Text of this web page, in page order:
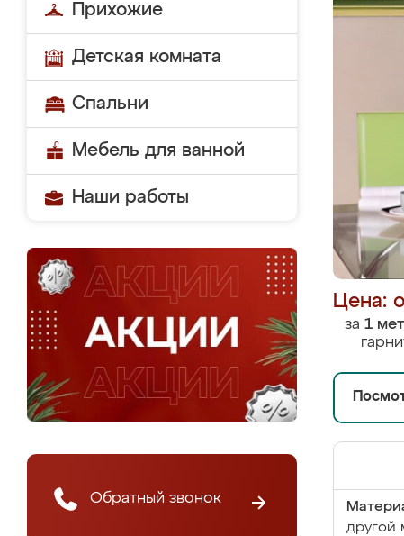
Прихожие
Детская комната
Спальни
Мебель для ванной
Наши работы
Обратный звонок
Цена:
за 1
другой